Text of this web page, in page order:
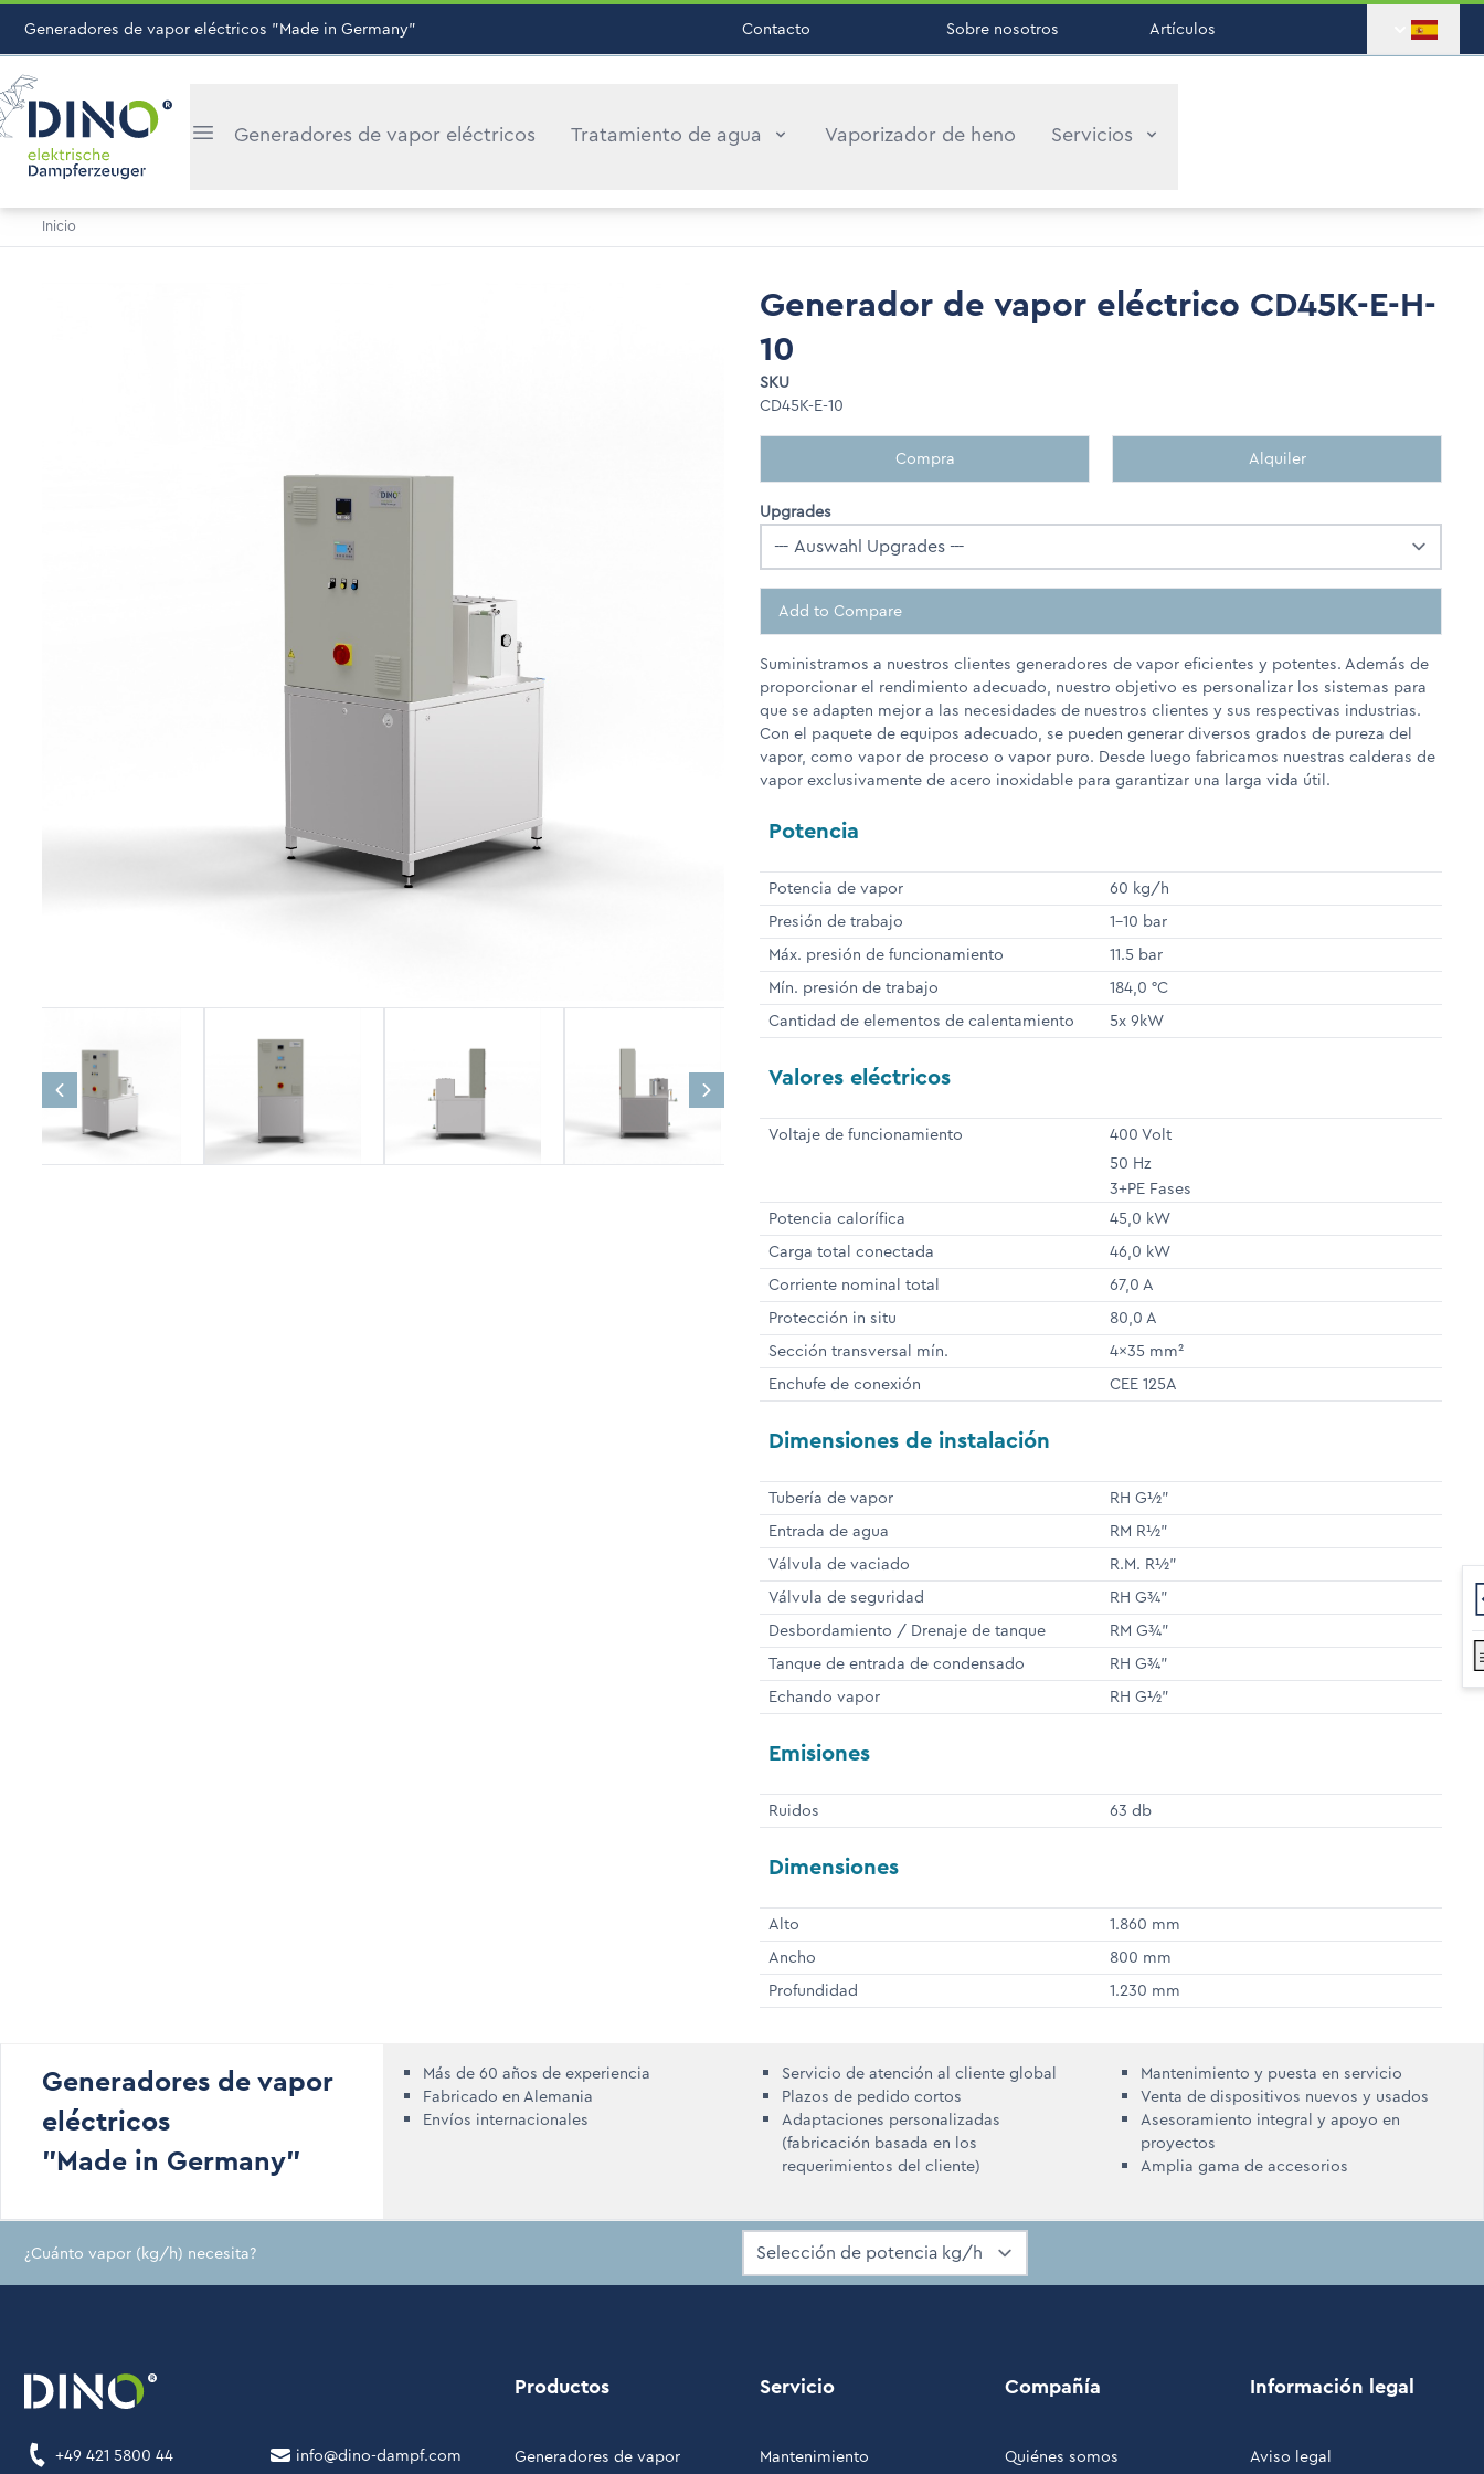
Generadores de vapor eléctricos "Made in Germany" Contacto Sobre nosotros Artículos
Generadores de vapor eléctricos Tratamiento de agua Vaporizador de heno Servicios
Inicio
Generador de vapor eléctrico CD45K-E-H-
10
SKU
CD45K-E-10
Compra Alquiler
Upgrades
Add to Compare
Suministramos a nuestros clientes generadores de vapor eficientes y potentes. Además de
proporcionar el rendimiento adecuado, nuestro objetivo es personalizar los sistemas para
que se adapten mejor a las necesidades de nuestros clientes y sus respectivas industrias.
Con el paquete de equipos adecuado, se pueden generar diversos grados de pureza del
vapor, como vapor de proceso o vapor puro. Desde luego fabricamos nuestras calderas de
vapor exclusivamente de acero inoxidable para garantizar una larga vida útil.
Potencia
Potencia de vapor
60 kg/h
Presión de trabajo
1-10 bar
Máx. presión de funcionamiento
11.5 bar
Mín. presión de trabajo
184,0 °C
Cantidad de elementos de calentamiento
5x 9kW
Valores eléctricos
Voltaje de funcionamiento
400 Volt
50 Hz
3+PE Fases
Potencia calorífica
45,0 kW
Carga total conectada
46,0 kW
Corriente nominal total
67,0 A
Protección in situ
80,0 A
Sección transversal mín.
4x35 mm²
Enchufe de conexión
CEE 125A
Dimensiones de instalación
Tubería de vapor
RH G½"
Entrada de agua
RM R½"
Válvula de vaciado
R.M. R½"
Válvula de seguridad
RH G¾"
Desbordamiento / Drenaje de tanque
RM G¾"
Tanque de entrada de condensado
RH G¾"
Echando vapor
RH G½"
Emisiones
Ruidos 63 db
Dimensiones
Alto
1.860 mm
Ancho
800 mm
Profundidad
1.230 mm
Generadores de vapor
eléctricos
"Made in Germany"
Más de 60 años de experiencia
Fabricado en Alemania
Envíos internacionales
Servicio de atención al cliente global
Plazos de pedido cortos
Adaptaciones personalizadas
(fabricación basada en los
requerimientos del cliente)
Mantenimiento y puesta en servicio
Venta de dispositivos nuevos y usados
Asesoramiento integral y apoyo en
proyectos
Amplia gama de accesorios
¿Cuánto vapor (kg/h) necesita?
+49 421 5800 44 info@dino-dampf.com
Productos
Generadores de vapor
Servicio
Mantenimiento
Compañía
Quiénes somos
Información legal
Aviso legal